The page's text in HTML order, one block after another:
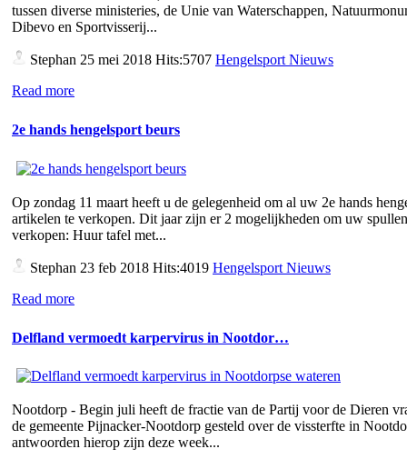
tussen diverse ministeries, de Unie van Waterschappen,
Dibevo en Sportvisserij...
Stephan 25 mei 2018 Hits:5707 Hengelsport Nieuws
Read more
2e hands hengelsport beurs
Op zondag 11 maart heeft u de gelegenheid om al uw 2e hands
artikelen te verkopen. Dit jaar zijn er 2 mogelijkheden om uw
verkopen: Huur tafel met...
Stephan 23 feb 2018 Hits:4019 Hengelsport Nieuws
Read more
Delfland vermoedt karpervirus in Nootdor…
Nootdorp - Begin juli heeft de fractie van de Partij voor de Dieren
de gemeente Pijnacker-Nootdorp gesteld over de vissterfte in
antwoorden hierop zijn deze week...